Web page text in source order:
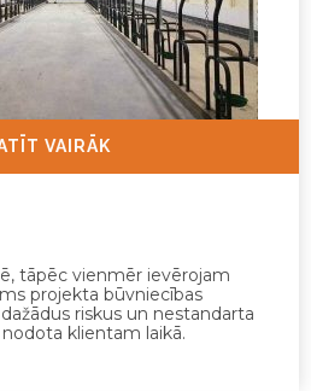
VAIRĀK
tāpēc vienmēr ievērojam
projekta būvniecības
riskus un nestandarta
klientam laikā.